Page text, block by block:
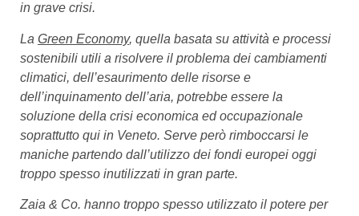
in grave crisi.
La Green Economy, quella basata su attività e processi
sostenibili utili a risolvere il problema dei cambiamenti
climatici, dell’esaurimento delle risorse e
dell’inquinamento dell’aria, potrebbe essere la
soluzione della crisi economica ed occupazionale
soprattutto qui in Veneto. Serve però rimboccarsi le
maniche partendo dall’utilizzo dei fondi europei oggi
troppo spesso inutilizzati in gran parte.
Zaia & Co. hanno troppo spesso utilizzato il potere per